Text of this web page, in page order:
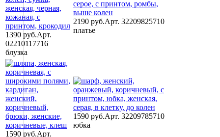
1390 руб.Арт.
02210117716
блузка
2190 руб.Арт. 32209825710
платье
1590 руб.Арт.
1590 руб.Арт. 32209785710
юбка